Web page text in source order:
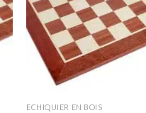
ECHIQUIER EN BOIS